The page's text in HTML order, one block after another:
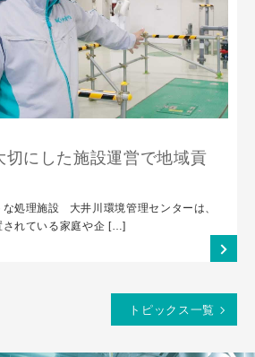
切にした施設運営で地域貢
処理施設 大井川環境管理センターは、
されている家庭や企 […]
トピックス一覧